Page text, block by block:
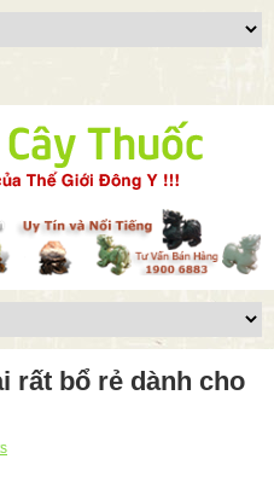
rất bổ rẻ dành cho